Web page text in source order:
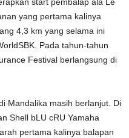
yang pertama kalinya
4,3 km yang selama ini
Pada tahun-tahun
Festival berlangsung di
Mandalika masih berlanjut. Di
Shell bLU cRU Yamaha
pertama kalinya balapan